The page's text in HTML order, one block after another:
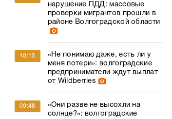
нарушение ПДД: массовые
проверки мигрантов прошли в
районе Волгоградской области
10:13
«Не понимаю даже, есть ли у
меня потери»: волгоградские
предприниматели ждут выплат
от Wildberries
09:48
«Они разве не высохли на
солнце?»: волгоградские